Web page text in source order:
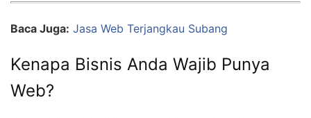
Baca Juga: Jasa Web Terjangkau Subang
Kenapa Bisnis Anda Wajib Punya
Web?